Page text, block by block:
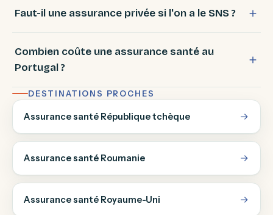
Faut-il une assurance privée si l'on a le SNS ?
Combien coûte une assurance santé au
Portugal ?
DESTINATIONS PROCHES
Assurance santé République tchèque
Assurance santé Roumanie
Assurance santé Royaume-Uni